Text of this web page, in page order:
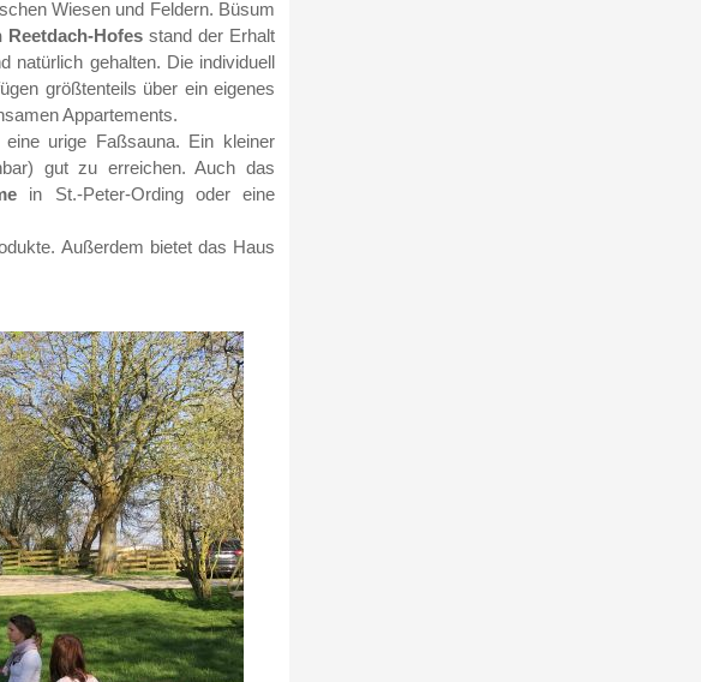
Wiesen und Feldern. Büsum
Reetdach-Hofes stand der Erhalt
natürlich gehalten. Die individuell
größtenteils über ein eigenes
Appartements.
urige Faßsauna. Ein kleiner
gut zu erreichen. Auch das
in St.-Peter-Ording oder eine
Außerdem bietet das Haus